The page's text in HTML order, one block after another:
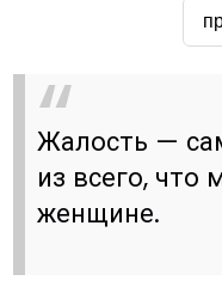
Жалость —
из всего,
женщине.